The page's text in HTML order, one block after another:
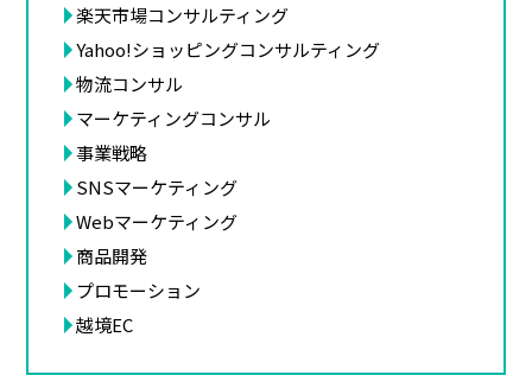
楽天市場コンサルティング
Yahoo!ショッピングコンサルティング
物流コンサル
マーケティングコンサル
事業戦略
SNSマーケティング
Webマーケティング
商品開発
プロモーション
越境EC